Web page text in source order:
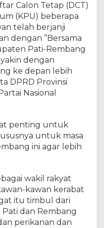
Calon Tetap (DCT)
(KPU) beberapa
telah berjanji
dengan ”Bersama
Pati-Rembang
dengan
ke depan lebih
DPRD Provinsi
Nasional
penting untuk
untuk masa
ini agar lebih
wakil rakyat
kawan kerabat
itu timbul dari
dan Rembang
perikanan dan